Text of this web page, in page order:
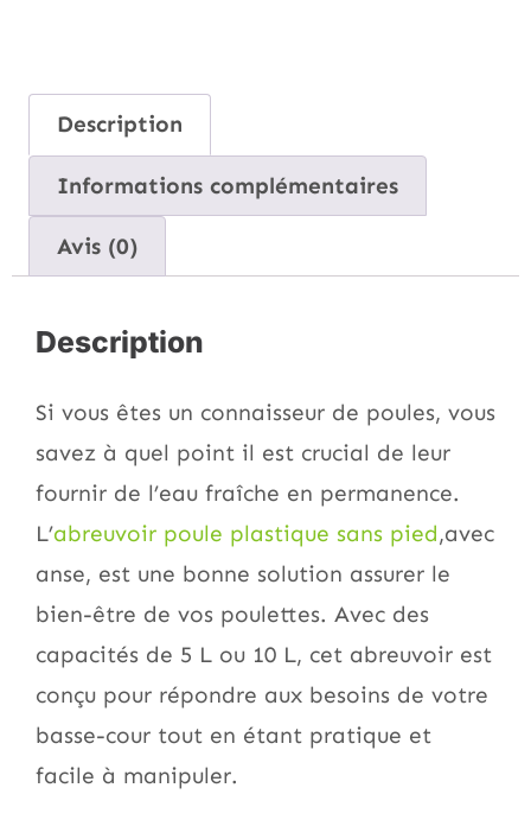
Description
Informations complémentaires
Avis (0)
Description
Si vous êtes un connaisseur de poules, vous
savez à quel point il est crucial de leur
fournir de l’eau fraîche en permanence.
L’abreuvoir poule plastique sans pied,avec
anse, est une bonne solution assurer le
bien-être de vos poulettes. Avec des
capacités de 5 L ou 10 L, cet abreuvoir est
conçu pour répondre aux besoins de votre
basse-cour tout en étant pratique et
facile à manipuler.